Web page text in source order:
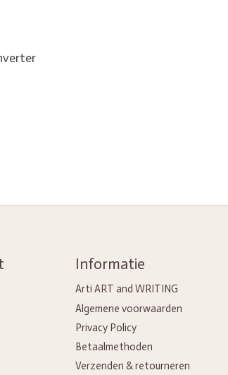
Informatie
Arti ART and WRITING
Algemene voorwaarden
Privacy Policy
Betaalmethoden
Verzenden & retourneren